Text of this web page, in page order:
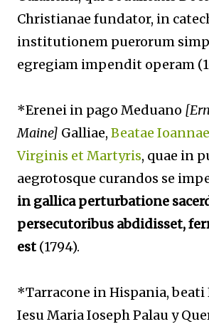
Christianae fundator, in
institutionem puerorum
egregiam impendit operam
*Erenei in pago Meduano
Maine] Galliae, Beatae
Virginis et Martyris, quae in
aegrotosque curandos se
in gallica perturbatione
persecutoribus abdidisset,
est (1794).
*Tarracone in Hispania, beati
Iesu Maria Ioseph Palau y